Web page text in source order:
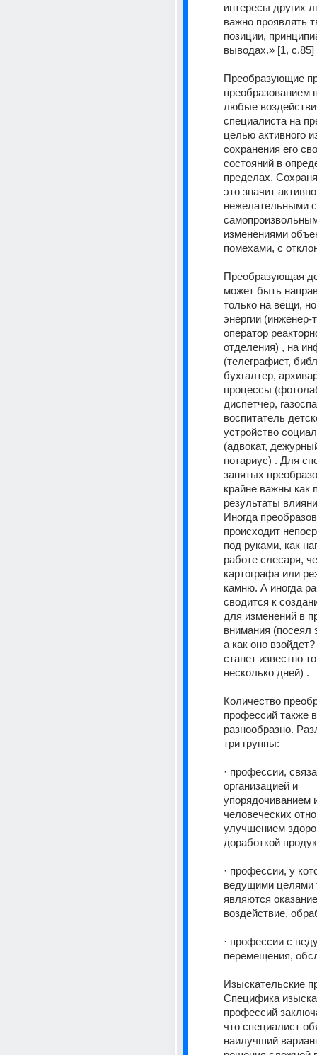
интересы других
важно проявлять
позиции,
выводах.» [1, c.85]
Преобразующие
преобразованием
любые
специалиста на
целью активного
сохранения его
состояний в
пределах.
это значит
нежелательными
изменениями
помехами, с
Преобразующая
может быть
только на вещи,
энергии (инженер-
оператор
отделения) , на
(телеграфист,
бухгалтер,
процессы
диспетчер,
воспитатель
устройство
(адвокат,
нотариус) . Для
занятых
крайне важны как
результаты
Иногда
происходит
под руками, как
работе слесаря,
картографа или
камню. А иногда
сводится к
для изменений в
внимания (посеял
а как оно
станет известно
несколько дней) .
Количество
профессий также
разнообразно.
три группы:
· профессии,
организацией и
упорядочиванием
человеческих
улучшением
доработкой
· профессии, у
ведущими целями
являются
воздействие,
· профессии с
перемещения,
Изыскательские
Специфика
профессий
что специалист
наилучший